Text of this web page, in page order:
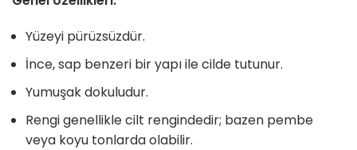
Yüzeyi pürüzsüzdür.
İnce, sap benzeri bir yapı ile cilde tutunur.
Yumuşak dokuludur.
Rengi genellikle cilt rengindedir; bazen pembe
veya koyu tonlarda olabilir.